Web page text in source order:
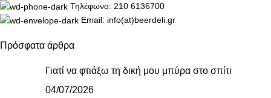
Τηλέφωνο: 210 6136700
Email: info(at)beerdeli.gr
Πρόσφατα άρθρα
Γιατί να φτιάξω τη δική μου μπύρα στο σπίτι
04/07/2026